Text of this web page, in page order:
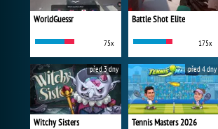
WorldGuessr
75x
Battle Shot Elite
175x
Witchy Sisters
před 3 dny
Tennis Masters 2026
před 4 dny